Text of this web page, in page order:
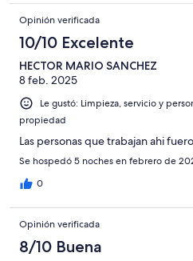
Opinión verificada
10/10 Excelente
HECTOR MARIO SANCHEZ
8 feb. 2025
Le gustó: Limpieza, servicio y
propiedad
Las personas que trabajan ahi
Se hospedó 5 noches en febrero de
0
Opinión verificada
8/10 Buena